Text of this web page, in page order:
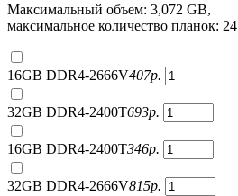
Максимальный объем: 3,072 GB,
максимальное количество планок: 24
16GB DDR4-2666V407р.
32GB DDR4-2400T693р.
16GB DDR4-2400T346р.
32GB DDR4-2666V815р.